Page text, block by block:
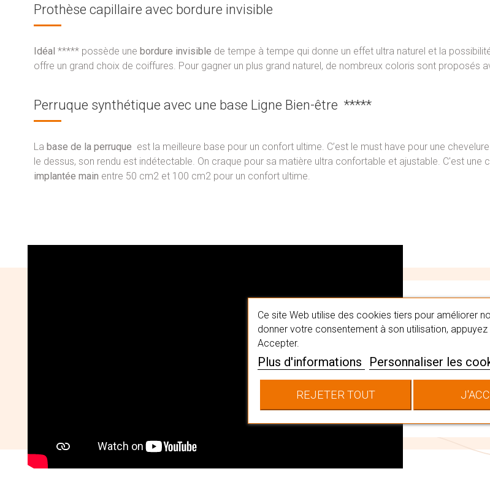
Prothèse capillaire avec bordure invisible
Idéal ***** possède une bordure invisible de tempe à tempe qui donne un effet ultra naturel et la
offre un grand choix de coiffures. Pour gagner un plus grand naturel, de nombreux coloris sont proposés
Perruque synthétique avec une base Ligne Bien-être *****
La base de la perruque est la meilleure base pour un confort ultime. C’est le must have pour une
le dessus, son rendu est indétectable. On craque pour sa matière ultra confortable et ajustable. C'est une
implantée main entre 50 cm2 et 100 cm2 pour un confort ultime.
Trouvez la
spécialistes
choisir LA
votre image.
Ce site Web utilise des cookies tiers pour améliorer
donner votre consentement à son utilisation, appuyez
Accepter.
Plus d'informations Personnaliser les
REJETER TOUT